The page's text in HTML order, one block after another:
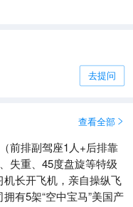
去提问
查看全部 
前排副驾座1人+后排靠
失重、45度盘旋等特级
长开飞机，亲自操纵飞
有5架“空中宝马”美国产